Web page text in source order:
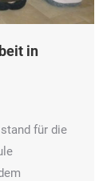
in
für die